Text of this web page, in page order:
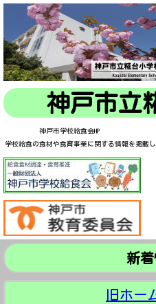
神戸市立
神戸市学校給食会HP
学校給食の食材や食育事業に関する情報を掲載し
新
旧ホー